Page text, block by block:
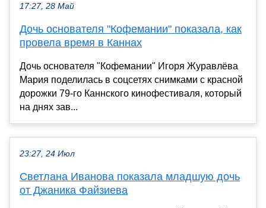
17:27, 28 Май
Дочь основателя "Кофемании" показала, как
провела время в Каннах
Дочь основателя "Кофемании" Игоря Журавлёва
Мария поделилась в соцсетях снимками с красной
дорожки 79-го Каннского кинофестиваля, который
на днях зав...
23:27, 24 Июл
Светлана Иванова показала младшую дочь
от Джаника Файзиева